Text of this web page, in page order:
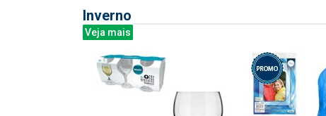
Inverno
Veja mais